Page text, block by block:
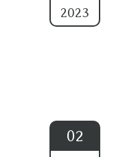
2023
02